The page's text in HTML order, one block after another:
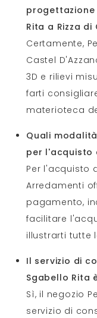
Rita a Rizza di
Certamente,
Castel
3D e rilievi
farti
materioteca
Quali
per l'acquisto
Per l'acquisto
Arredamenti
pagamento,
facilitare
illustrarti tutte
Il servizio di
Sgabello Rita
Sì, il negozio
servizio di